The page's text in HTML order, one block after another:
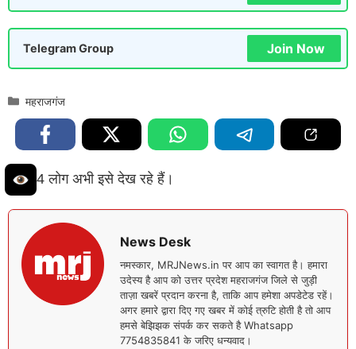
Telegram Group Join Now
Categories
महराजगंज
4 लोग अभी इसे देख रहे हैं।
News Desk
नमस्कार, MRJNews.in पर आप का स्वागत है। हमारा
उदेस्य है आप को उत्तर प्रदेश महराजगंज जिले से जुड़ी
ताज़ा खबरें प्रदान करना है, ताकि आप हमेशा अपडेटेड रहें।
अगर हमारे द्वारा दिए गए खबर में कोई त्रुटि होती है तो आप
हमसे बेझिझक संपर्क कर सकते है Whatsapp
7754835841 के जरिए धन्यवाद।